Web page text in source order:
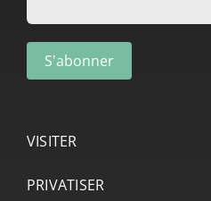
VISITER
PRIVATISER